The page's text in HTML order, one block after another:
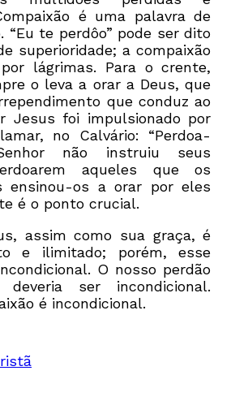
é uma palavra de
“Eu te perdôo” pode ser dito
superioridade; a compaixão
lágrimas. Para o crente,
o leva a orar a Deus, que
que conduz ao
Jesus foi impulsionado por
no Calvário: “Perdoa-
não instruiu seus
aqueles que os
ensinou-os a orar por eles
é o ponto crucial.
assim como sua graça, é
e ilimitado; porém, esse
O nosso perdão
ser incondicional.
é incondicional.